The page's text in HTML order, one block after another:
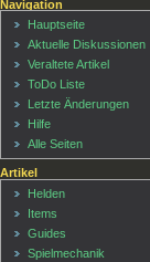
Navigation
Hauptseite
Aktuelle Diskussionen
Veraltete Artikel
ToDo Liste
Letzte Änderungen
Hilfe
Alle Seiten
Artikel
Helden
Items
Guides
Spielmechanik